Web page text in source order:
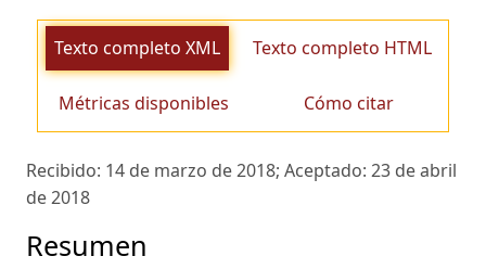
Texto completo XML Texto completo HTML
Métricas disponibles Cómo citar
Recibido: 14 de marzo de 2018; Aceptado: 23 de abril
de 2018
Resumen